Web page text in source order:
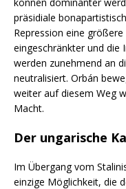
präsidiale
Repression eine
eingeschränkter und
werden zunehmend an
neutralisiert. Orbán
weiter auf diesem Weg
Macht.
Der ungarische
Im Übergang vom
einzige Möglichkeit, die